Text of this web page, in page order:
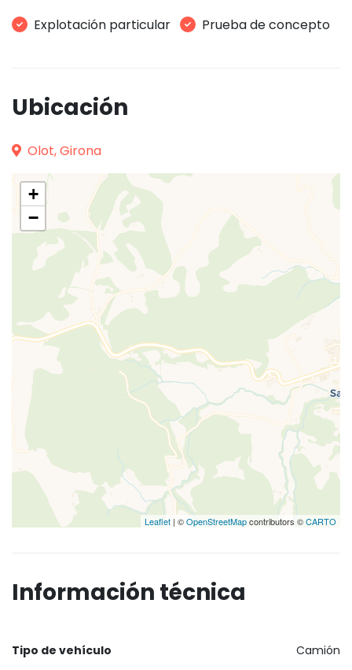
Explotación particular
Prueba de concepto
Ubicación
Olot, Girona
+
−
Leaflet | ©OpenStreetMapcontributors ©CARTO
Información técnica
Tipo de vehículo Camión